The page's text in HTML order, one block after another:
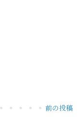
前の投稿